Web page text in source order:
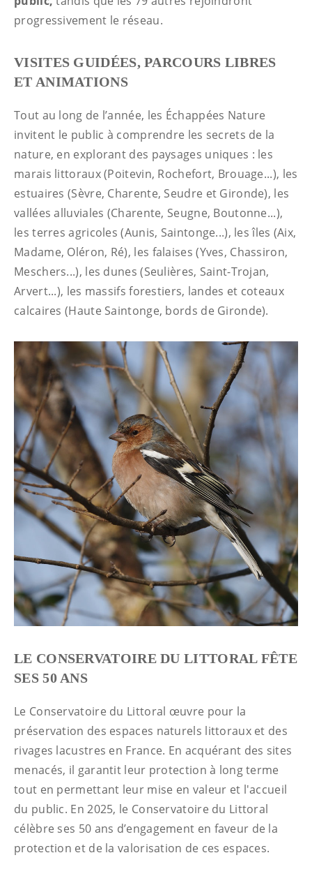
progressivement le réseau.
VISITES GUIDÉES, PARCOURS LIBRES
ET ANIMATIONS
Tout au long de l’année, les Échappées Nature
invitent le public à comprendre les secrets de la
nature, en explorant des paysages uniques : les
marais littoraux (Poitevin, Rochefort, Brouage...), les
estuaires (Sèvre, Charente, Seudre et Gironde), les
vallées alluviales (Charente, Seugne, Boutonne...),
les terres agricoles (Aunis, Saintonge...), les îles (Aix,
Madame, Oléron, Ré), les falaises (Yves, Chassiron,
Meschers...), les dunes (Seulières, Saint-Trojan,
Arvert...), les massifs forestiers, landes et coteaux
calcaires (Haute Saintonge, bords de Gironde).
LE CONSERVATOIRE DU LITTORAL FÊTE
SES 50 ANS
Le Conservatoire du Littoral œuvre pour la
préservation des espaces naturels littoraux et des
rivages lacustres en France. En acquérant des sites
menacés, il garantit leur protection à long terme
tout en permettant leur mise en valeur et l'accueil
du public. En 2025, le Conservatoire du Littoral
célèbre ses 50 ans d’engagement en faveur de la
protection et de la valorisation de ces espaces.